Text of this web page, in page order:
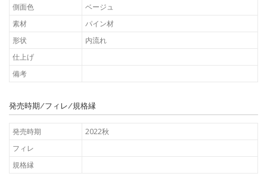
側面色
ベージュ
素材
パイン材
形状
内流れ
仕上げ
備考
発売時期/フィレ/規格縁
発売時期
2022秋
フィレ
規格縁